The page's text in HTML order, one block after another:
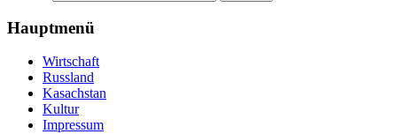
Hauptmenü
Wirtschaft
Russland
Kasachstan
Kultur
Impressum